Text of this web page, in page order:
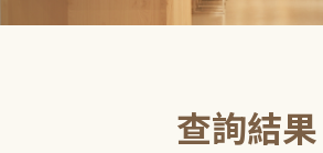
查詢結果